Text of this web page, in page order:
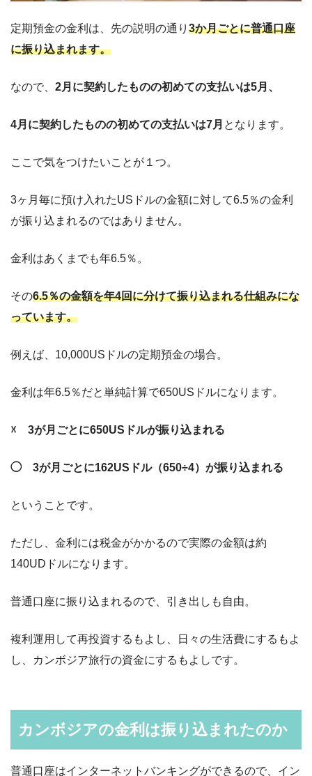
定期預金の金利は、先の説明の通り 3か月ごとに普通口座
に振り込まれます。
なので、 2月に契約したものの初めての支払いは5月、
4月に契約したものの初めての支払いは7月 となります。
ここで気をつけたいことが１つ。
3ヶ月毎に預け入れたUSドルの金額に対して6.5％の金利
が振り込まれるのではありません。
金利はあくまでも年6.5％。
その6.5％の金額を年4回に分けて振り込まれる仕組みにな
っています。
例えば、10,000USドルの定期預金の場合。
金利は年6.5％だと単純計算で650USドルになります。
☓ 3が月ごとに650USドルが振り込まれる
◯ 3が月ごとに162USドル（650÷4）が振り込まれる
ということです。
ただし、金利には税金がかかるので実際の金額は約
140UDドルになります。
普通口座に振り込まれるので、引き出しも自由。
複利運用して再投資するもよし、日々の生活費にするもよ
し、カンボジア旅行の資金にするもよしです。
カンボジアの金利は振り込まれたのか
普通口座はインターネットバンキングができるので、イン